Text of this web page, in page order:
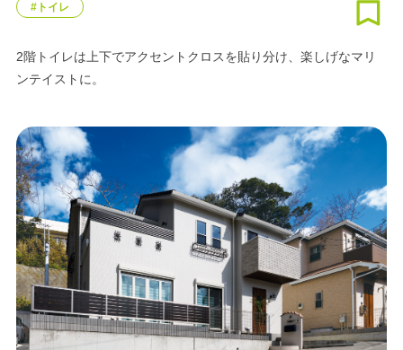
#トイレ
2階トイレは上下でアクセントクロスを貼り分け、楽しげなマリ
ンテイストに。